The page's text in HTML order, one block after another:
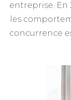
entreprise. En
les
concurrence